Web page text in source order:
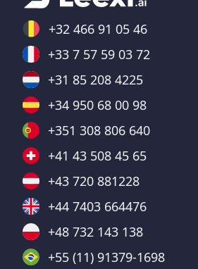
+32 466 91 05 46
+33 7 57 59 03 72
+31 85 208 4225
+34 950 68 00 98
+351 308 806 640
+41 43 508 45 65
+43 720 881228
+44 7403 664476
+48 732 143 138
+55 (11) 91379-1698